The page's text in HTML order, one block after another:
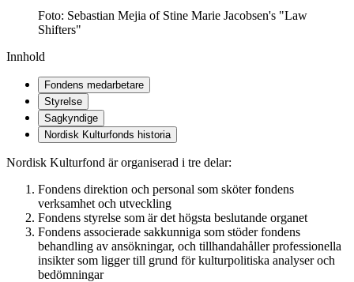
Foto: Sebastian Mejia of Stine Marie Jacobsen's "Law
Shifters"
Innhold
Fondens medarbetare
Styrelse
Sagkyndige
Nordisk Kulturfonds historia
Nordisk Kulturfond är organiserad i tre delar:
Fondens direktion och personal som sköter fondens
verksamhet och utveckling
Fondens styrelse som är det högsta beslutande organet
Fondens associerade sakkunniga som stöder fondens
behandling av ansökningar, och tillhandahåller professionella
insikter som ligger till grund för kulturpolitiska analyser och
bedömningar